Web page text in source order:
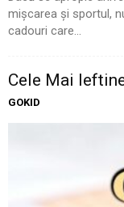
mișcarea și sportul,
cadouri care...
Cele Mai
GOKID